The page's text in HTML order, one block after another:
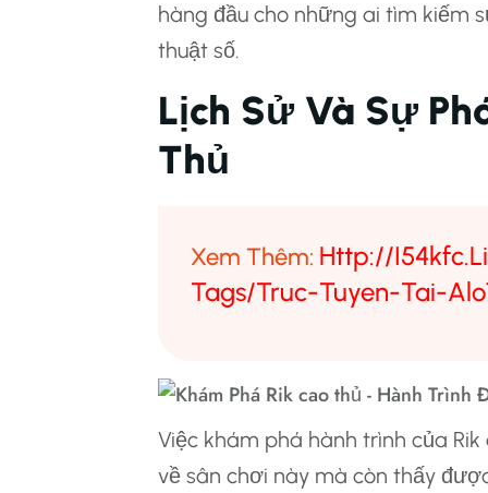
hàng đầu cho những ai tìm kiếm
thuật số.
Lịch Sử Và Sự
Thủ
Xem Thêm: Http://
Tags/truc-Tuyen-Tai-
Việc khám phá hành trình của
về sân chơi này mà còn thấy